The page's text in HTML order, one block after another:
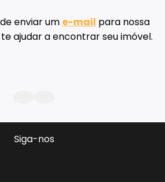
enviar um e-mail para nossa
ajudar a encontrar seu imóvel.
Siga-nos